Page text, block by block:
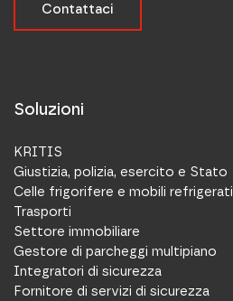
Contattaci
Soluzioni
KRITIS
Giustizia, polizia, esercito e Stato
Celle frigorifere e mobili refrigerati
Trasporti
Settore immobiliare
Gestore di parcheggi multipiano
Integratori di sicurezza
Fornitore di servizi di sicurezza